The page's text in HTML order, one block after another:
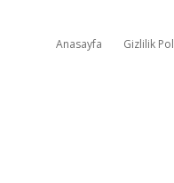
Anasayfa Gizlilik